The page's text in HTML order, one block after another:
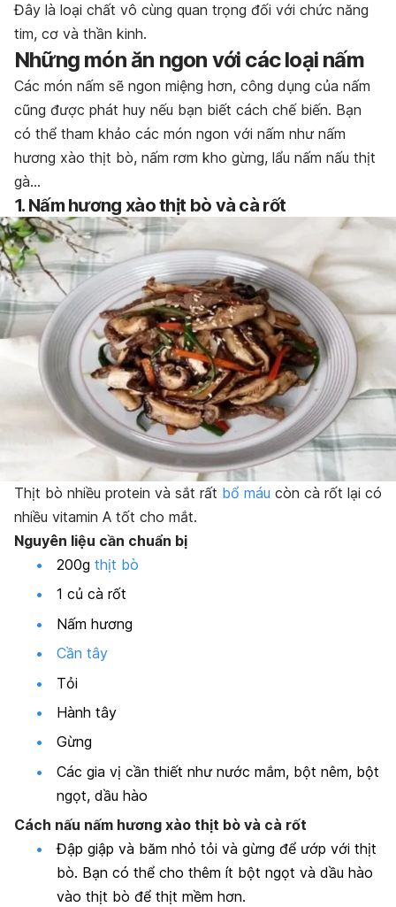
Đây là loại chất vô cùng quan trọng đối với chức năng
tim, cơ và thần kinh.
Những món ăn ngon với các loại nấm
Các món nấm sẽ ngon miệng hơn, công dụng của nấm
cũng được phát huy nếu bạn biết cách chế biến. Bạn
có thể tham khảo các món ngon với nấm như nấm
hương xào thịt bò, nấm rơm kho gừng, lẩu nấm nấu thịt
gà…
1. Nấm hương xào thịt bò và cà rốt
Thịt bò nhiều protein và sắt rất bổ máu còn cà rốt lại có
nhiều vitamin A tốt cho mắt.
Nguyên liệu cần chuẩn bị
200g thịt bò
1 củ cà rốt
Nấm hương
Cần tây
Tỏi
Hành tây
Gừng
Các gia vị cần thiết như nước mắm, bột nêm, bột
ngọt, dầu hào
Cách nấu nấm hương xào thịt bò và cà rốt
Đập giập và băm nhỏ tỏi và gừng để ướp với thịt
bò. Bạn có thể cho thêm ít bột ngọt và dầu hào
vào thịt bò để thịt mềm hơn.